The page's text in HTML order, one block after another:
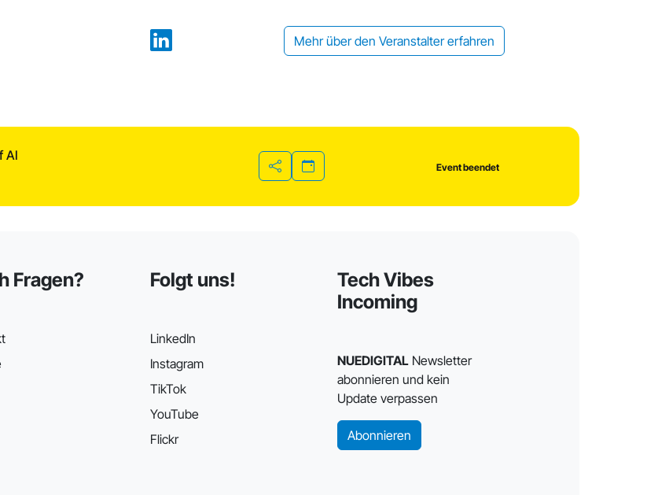
Mehr über den Veranstalter erfahren
AI
Teilen
Event beendet
Fragen? Folgt uns!
LinkedIn
Instagram
TikTok
YouTube
Flickr
Tech Vibes
Incoming
NUEDIGITALNewsletter
abonnieren und kein
Update verpassen
Abonnieren